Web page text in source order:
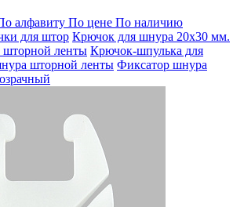
алфавиту По цене По наличию
для штор Крючок для шнура 20х30 мм.
ленты Крючок-шпулька для
шторной ленты Фиксатор шнура